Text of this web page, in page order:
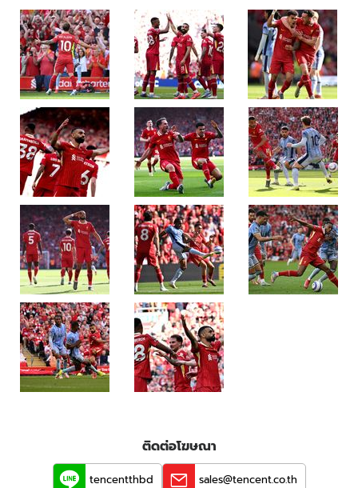
ขาดลอย!
ลิเวอร์พูล
รัว
แซง
ถล่ม
เปอร์
5-
กา
รัน
แชมป์
พรีเมียร์
ลีก
ทันที
ติดต่อโฆษณา
tencentthbd sales@tencent.co.th